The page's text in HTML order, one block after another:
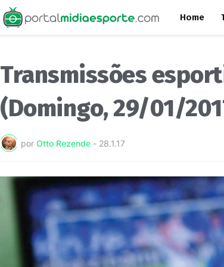
Home
Transmissões
(Domingo, 29/01/
por Otto Rezende - 28.1.17